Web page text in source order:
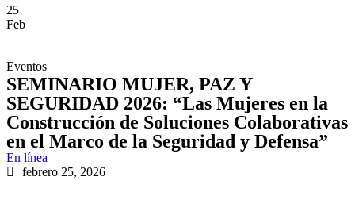
25
Feb
Eventos
SEMINARIO MUJER, PAZ Y
SEGURIDAD 2026: “Las Mujeres en la
Construcción de Soluciones Colaborativas
en el Marco de la Seguridad y Defensa”
En línea
febrero 25, 2026